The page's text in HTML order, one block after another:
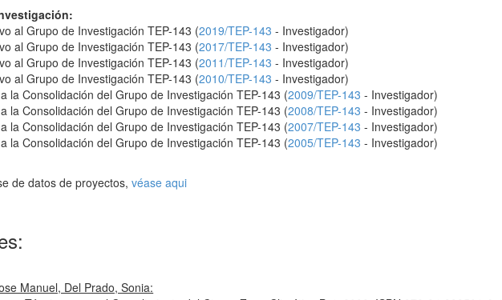
al Grupo de Investigación TEP-143 (2019/TEP-143 - Investigador)
al Grupo de Investigación TEP-143 (2017/TEP-143 - Investigador)
al Grupo de Investigación TEP-143 (2011/TEP-143 - Investigador)
al Grupo de Investigación TEP-143 (2010/TEP-143 - Investigador)
la Consolidación del Grupo de Investigación TEP-143 (2009/TEP-143 - Investigador)
la Consolidación del Grupo de Investigación TEP-143 (2008/TEP-143 - Investigador)
la Consolidación del Grupo de Investigación TEP-143 (2007/TEP-143 - Investigador)
la Consolidación del Grupo de Investigación TEP-143 (2005/TEP-143 - Investigador)
de datos de proyectos,véase aqui
Manuel, Del Prado, Sonia: